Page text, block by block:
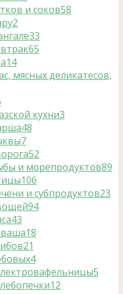
и соков58
2
33
65
14
мясных деликатесов,
кухни3
48
7
52
и морепродуктов89
106
и субпродуктов23
94
43
18
21
4
5
12